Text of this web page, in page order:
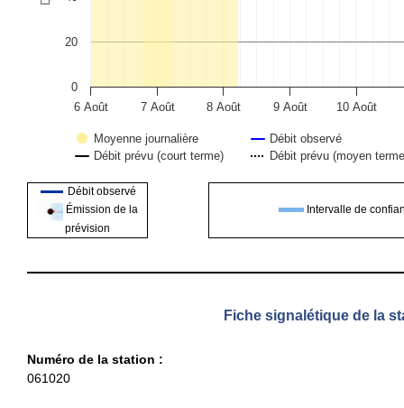
Moyenne journalière
Débit prévu (court terme)
Débit prévu (moyen
Débit observé
6 Août 7 Août 8 Août 9 Août 10 Août
0
20
End of interactive chart.
Débit observé
Émission de la
prévision
Intervalle de
Fiche signalétique de la
Numéro de la station :
061020